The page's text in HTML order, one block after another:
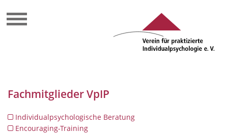
Fachmitglieder VpIP
Individualpsychologische Beratung
Encouraging-Training